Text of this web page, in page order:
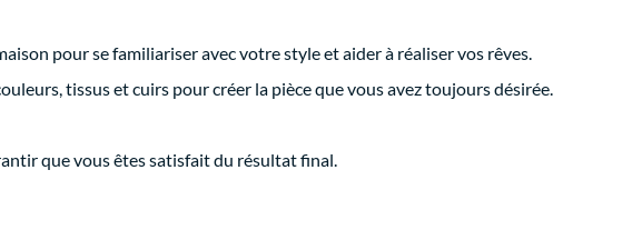
pour se familiariser avec votre style et aider à réaliser vos rêves.
tissus et cuirs pour créer la pièce que vous avez toujours désirée.
que vous êtes satisfait du résultat final.